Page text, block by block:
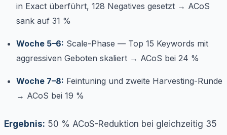
in Exact überführt, 128 Negatives gesetzt → ACoS
sank auf 31 %
Woche 5–6: Scale-Phase — Top 15 Keywords mit
aggressiven Geboten skaliert → ACoS bei 24 %
Woche 7–8: Feintuning und zweite Harvesting-Runde
→ ACoS bei 19 %
Ergebnis: 50 % ACoS-Reduktion bei gleichzeitig 35